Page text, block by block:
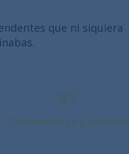
que ni siquiera
97
Comentarios positivos